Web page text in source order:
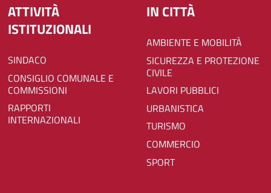
ATTIVITÀ
ISTITUZIONALI
SINDACO
CONSIGLIO COMUNALE E
COMMISSIONI
RAPPORTI
INTERNAZIONALI
IN CITTÀ
AMBIENTE E MOBILITÀ
SICUREZZA E PROTEZIONE
CIVILE
LAVORI PUBBLICI
URBANISTICA
TURISMO
COMMERCIO
SPORT